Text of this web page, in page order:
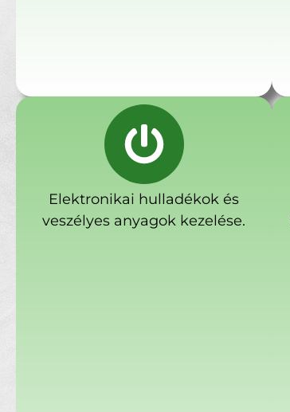
Elektronikai hulladékok és
veszélyes anyagok kezelése.